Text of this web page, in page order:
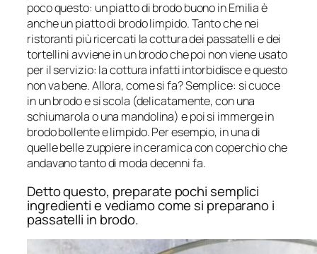
poco questo: un piatto di brodo buono in Emilia è
anche un piatto di brodo limpido. Tanto che nei
ristoranti più ricercati la cottura dei passatelli e dei
tortellini avviene in un brodo che poi non viene usato
per il servizio: la cottura infatti intorbidisce e questo
non va bene. Allora, come si fa? Semplice: si cuoce
in un brodo e si scola (delicatamente, con una
schiumarola o una mandolina) e poi si immerge in
brodo bollente e limpido. Per esempio, in una di
quelle belle zuppiere in ceramica con coperchio che
andavano tanto di moda decenni fa.
Detto questo, preparate pochi semplici
ingredienti e vediamo come si preparano i
passatelli in brodo.